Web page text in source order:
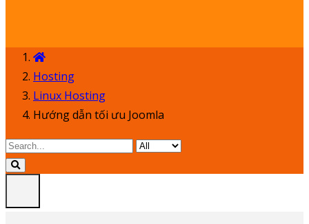
Hosting
Linux Hosting
Hướng dẫn tối ưu Joomla